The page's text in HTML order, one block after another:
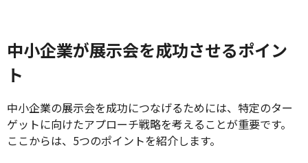
中小企業が展示会を成功させるポイン
ト
中小企業の展示会を成功につなげるためには、特定のター
ゲットに向けたアプローチ戦略を考えることが重要です。
ここからは、5つのポイントを紹介します。